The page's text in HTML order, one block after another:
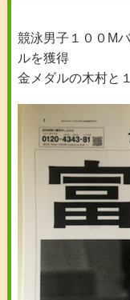
競泳男子１００M
ルを獲得
金メダルの木村と